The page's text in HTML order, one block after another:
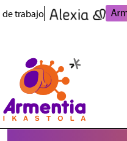
Pasar al contenido principal
de trabajo